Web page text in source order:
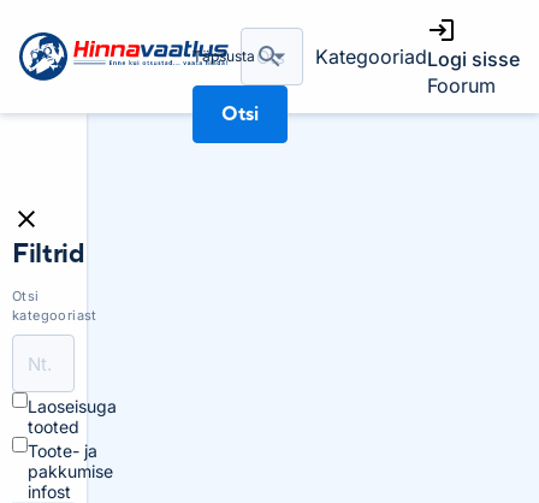
Täpsusta
Otsi
KategooriadLogi sisse
Foorum
Filtrid
Otsi
kategooriast
Laoseisuga
tooted
Toote- ja
pakkumise
infost